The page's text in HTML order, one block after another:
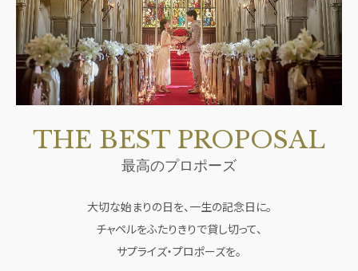
FAIR INFO
ブライダルフェアの魅力をご案内
WEDDING REPORT
体験者レポート
PHOTO GALLERY
フォトギャラリー
PLAN
プラン
CEREMONY PARTY
ドレス
ACCESS GUEST
ご列席者の皆さまへ
SUPPORT
お手伝い
THE BEST PROPOSAL
最高のプロポーズ
大切な始まりの日を、一生の記念日に。
チャペルをふたりきりで貸し切って、
サプライズ・プロポーズを。